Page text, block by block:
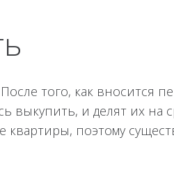
того, как вносится
выкупить, и делят их на
поэтому